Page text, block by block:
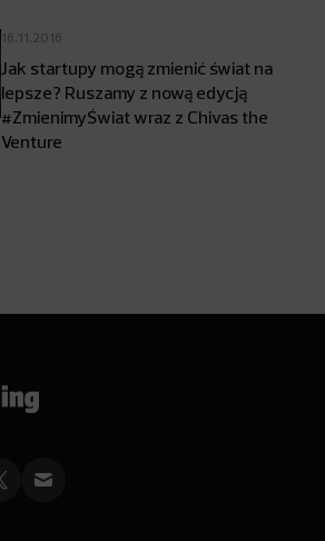
16.11.2016
Jak startupy mogą zmienić świat na
lepsze? Ruszamy z nową edycją
#ZmienimyŚwiat wraz z Chivas the
Venture